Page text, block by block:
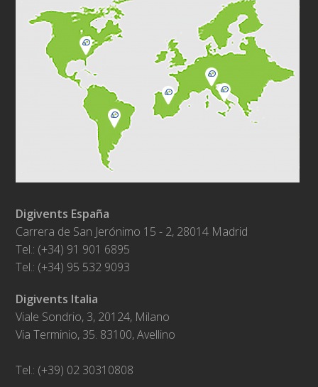
Digivents España
Carrera de San Jerónimo 15 - 2, 28014 Madrid
Tel.: (+34) 91 901 6895
Tel.: (+34) 95 532 9093
Digivents Italia
Viale Sondrio, 3, 20124, Milano
Via Terminio, 35. 83100, Avellino
Tel.: (+39) 02 30310808